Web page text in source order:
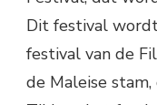
Dit festival
festival van de
de Maleise